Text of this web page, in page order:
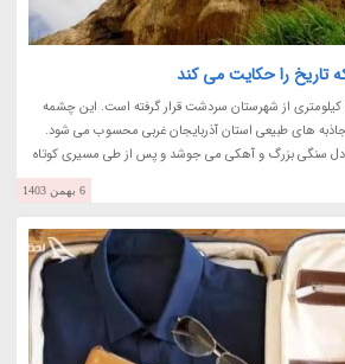
تاریخ را حکایت می کند
چشمه کانی گراوان در فاصله 12 کیلومتری از شهرستان سردشت قرار گرفته است. این چشمه
های طبیعی استان آذربایجان غربی محسوب می شود.
سنگی بزرگ و آهکی می جوشد و پس از طی مسیری کوتاه
6 بهمن 1403